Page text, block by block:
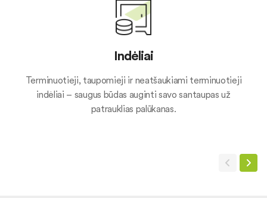
Indėliai
Terminuotieji, taupomieji ir neatšaukiami terminuotieji
indėliai – saugus būdas auginti savo santaupas už
patrauklias palūkanas.